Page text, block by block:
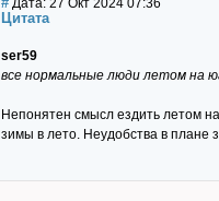
Дата: 27 Окт 2024 07:36
Цитата
ser59
все нормальные люди летом на
Непонятен смысл ездить летом
зимы в лето. Неудобства в плане